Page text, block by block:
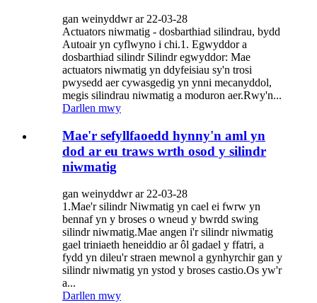
gan weinyddwr ar 22-03-28
Actuators niwmatig - dosbarthiad silindrau, bydd
Autoair yn cyflwyno i chi.1. Egwyddor a
dosbarthiad silindr Silindr egwyddor: Mae
actuators niwmatig yn ddyfeisiau sy'n trosi
pwysedd aer cywasgedig yn ynni mecanyddol,
megis silindrau niwmatig a moduron aer.Rwy'n...
Darllen mwy
Mae'r sefyllfaoedd hynny'n aml yn
dod ar eu traws wrth osod y silindr
niwmatig
gan weinyddwr ar 22-03-28
1.Mae'r silindr Niwmatig yn cael ei fwrw yn
bennaf yn y broses o wneud y bwrdd swing
silindr niwmatig.Mae angen i'r silindr niwmatig
gael triniaeth heneiddio ar ôl gadael y ffatri, a
fydd yn dileu'r straen mewnol a gynhyrchir gan y
silindr niwmatig yn ystod y broses castio.Os yw'r
a...
Darllen mwy